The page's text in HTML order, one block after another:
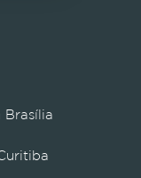
Brasília